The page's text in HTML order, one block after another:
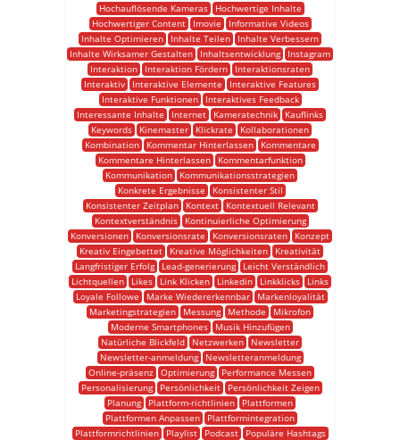
Hochauflösende Kameras
Hochwertige Inhalte
Hochwertiger Content
Imovie
Informative Videos
Inhalte Optimieren
Inhalte Teilen
Inhalte Verbessern
Inhalte Wirksamer Gestalten
Inhaltsentwicklung
Instagram
Interaktion
Interaktion Fördern
Interaktionsraten
Interaktiv
Interaktive Elemente
Interaktive Features
Interaktive Funktionen
Interaktives Feedback
Interessante Inhalte
Internet Kameratechnik
Kauflinks
Keywords
Kinemaster Klickrate
Kollaborationen
Kombination
Kommentar Hinterlassen
Kommentare
Kommentare Hinterlassen
Kommentarfunktion
Kommunikation
Kommunikationsstrategien
Konkrete Ergebnisse
Konsistenter Stil
Konsistenter Zeitplan
Kontext
Kontextuell Relevant
Kontextverständnis
Kontinuierliche Optimierung
Konversionen
Konversionsrate Konversionsraten
Konzept
Kreativ Eingebettet
Kreative Möglichkeiten
Kreativität
Langfristiger Erfolg
Lead-generierung
Leicht Verständlich
Lichtquellen
Likes Link Klicken Linkedin Linkklicks
Links
Loyale Followe
Marke Wiedererkennbar
Markenloyalität
Marketingstrategien
Messung Methode
Mikrofon
Moderne Smartphones
Musik Hinzufügen
Natürliche Blickfeld
Netzwerken
Newsletter
Newsletter-anmeldung
Newsletteranmeldung
Online-präsenz Optimierung
Performance Messen
Personalisierung
Persönlichkeit
Persönlichkeit Zeigen
Planung
Plattform-richtlinien
Plattformen
Plattformen Anpassen
Plattformintegration
Plattformrichtlinien
Playlist Podcast
Populäre Hashtags